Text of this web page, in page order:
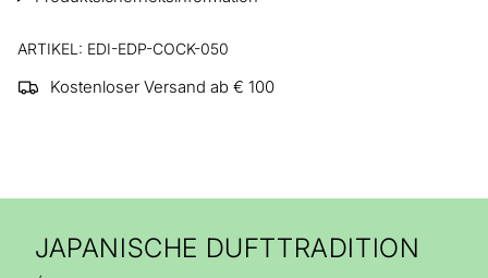
ARTIKEL: EDI-EDP-COCK-050
Kostenloser Versand ab € 100
JAPANISCHE DUFTTRADITION